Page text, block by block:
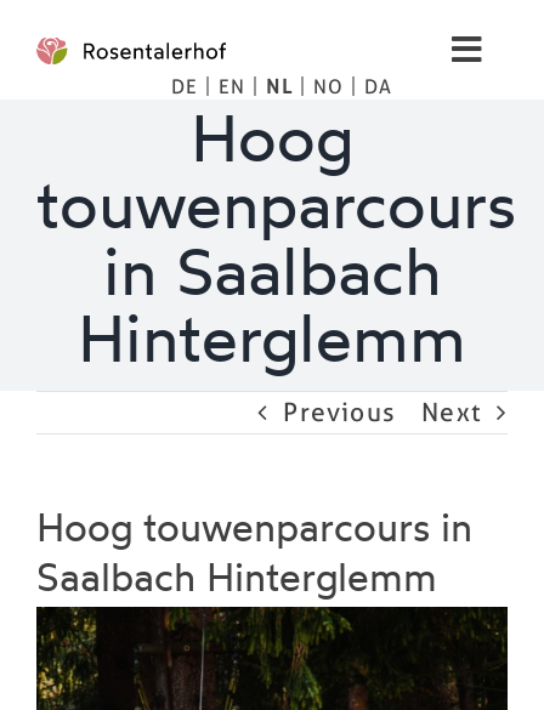
content
Spa
Afbeeldingen
Bergten
Tips
Prijzen
Boek
Hoog
touwenparcours
in Saalbach
Hinterglemm
Previous Next
Hoog touwenparcours in
Saalbach Hinterglemm
DE EN NL NO DA